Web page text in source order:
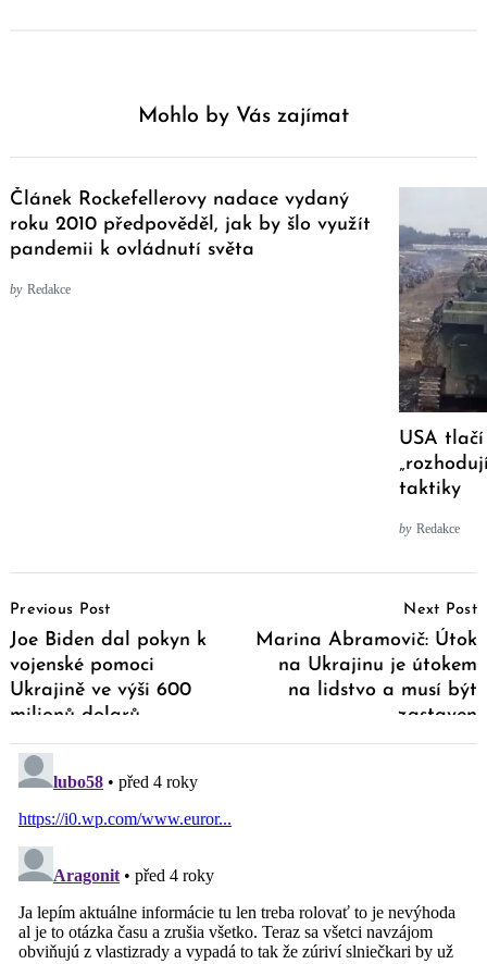
Mohlo by Vás zajímat
Článek Rockefellerovy nadace vydaný
roku 2010 předpověděl, jak by šlo využít
pandemii k ovládnutí světa
by Redakce
USA
taktiky
by Redakce
Navigation
Previous Post
Joe Biden dal pokyn k
vojenské pomoci
Ukrajině ve výši 600
milionů dolarů
Next Post
Marina Abramovič: Útok
na Ukrajinu je útokem
na lidstvo a musí být
zastaven